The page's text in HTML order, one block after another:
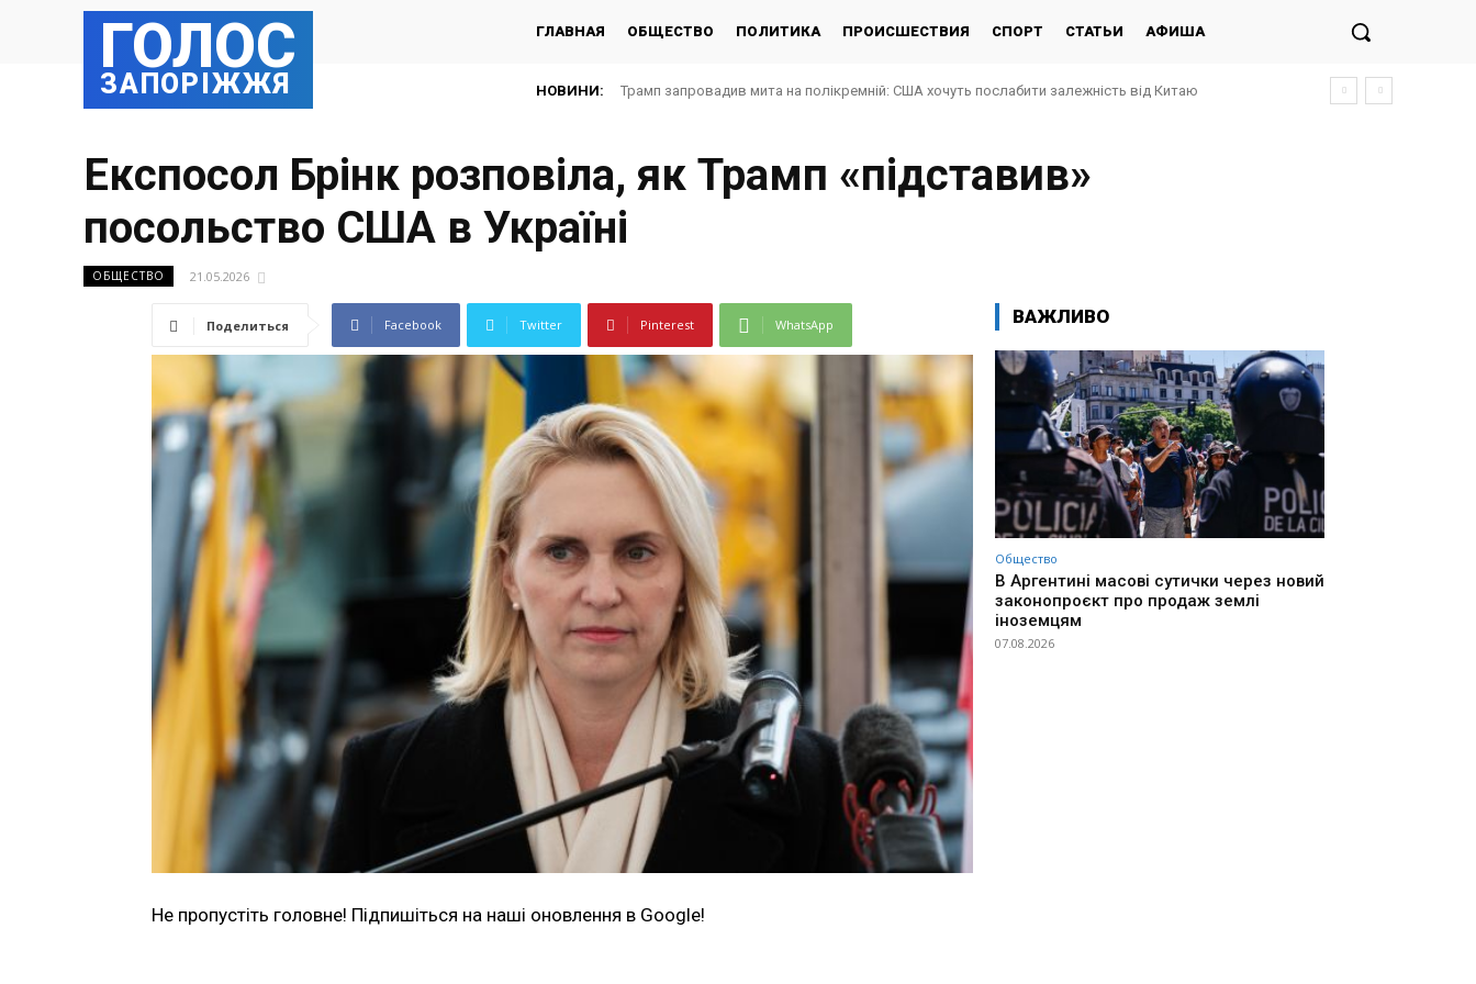
ГОЛОС
ЗАПОРІЖЖЯ
ГЛАВНАЯ ОБЩЕСТВО ПОЛИТИКА ПРОИСШЕСТВИЯ СПОРТ СТАТЬИ АФИША
НОВИНИ: Трамп запровадив мита на полікремній: США хочуть послабити залежність від Китаю
Експосол Брінк розповіла, як Трамп «підставив»
посольство США в Україні
ОБЩЕСТВО 21.05.2026
Поделиться Facebook Twitter Pinterest WhatsApp
Не пропустіть головне! Підпишіться на наші оновлення в Google!
ВАЖЛИВО
Общество
В Аргентині масові сутички через новий
законопроєкт про продаж землі
іноземцям
07.08.2026